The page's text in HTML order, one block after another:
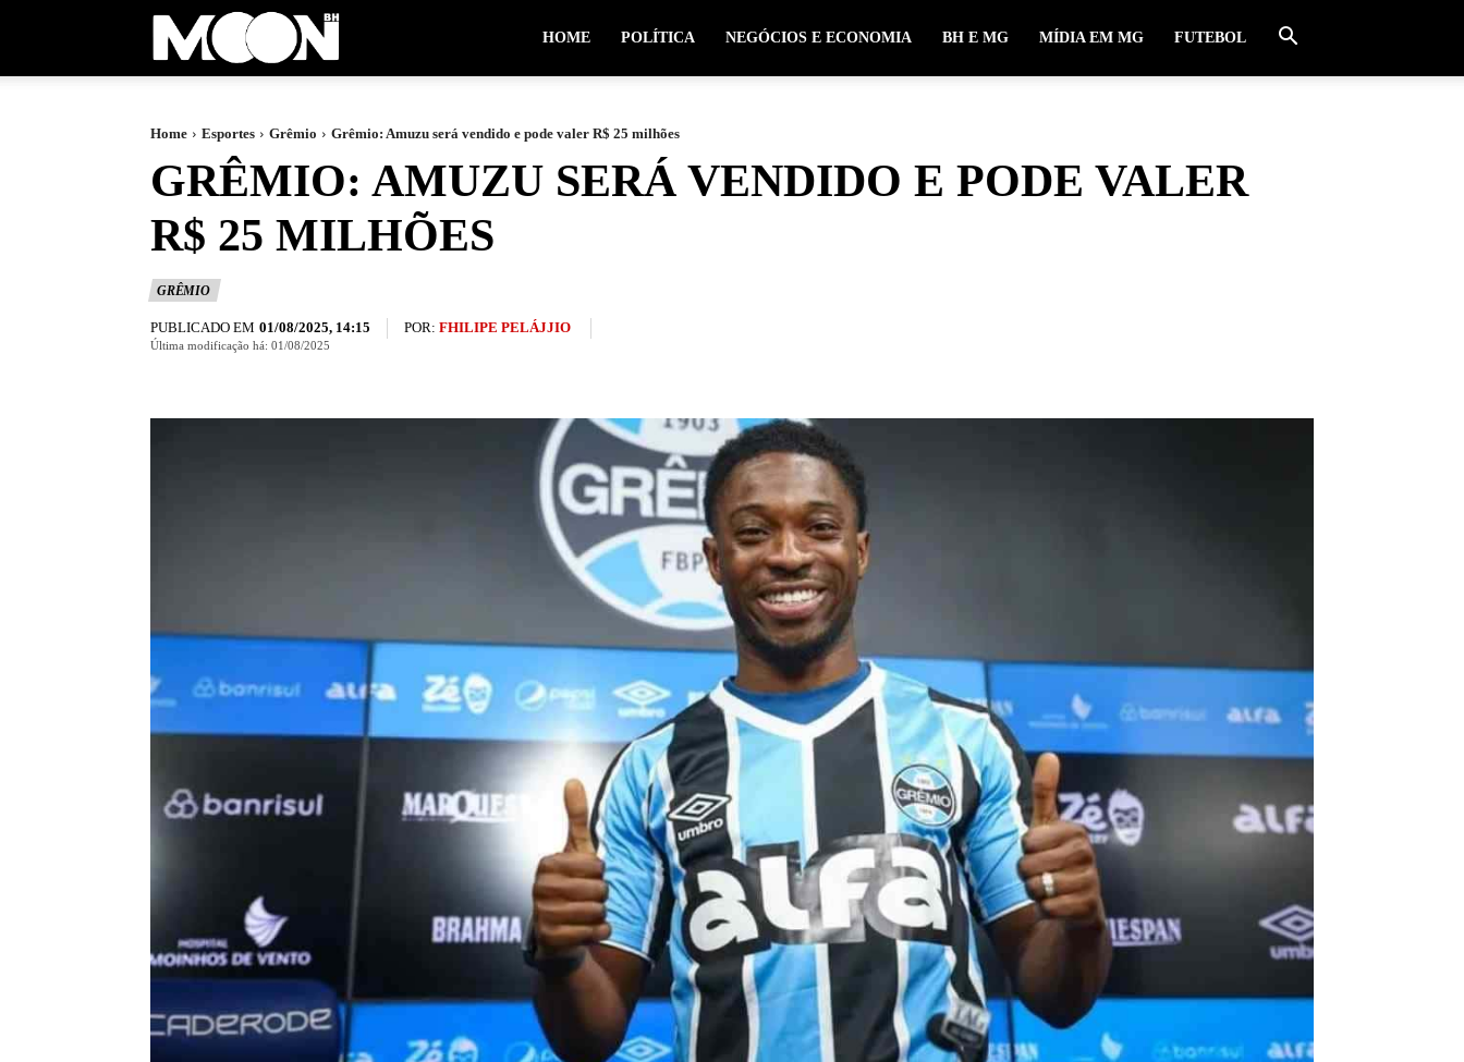
HOME POLÍTICA NEGÓCIOS E ECONOMIA BH E MG MÍDIA EM MG FUTEBOL
Home Esportes Grêmio Grêmio: Amuzu será vendido e pode valer R$ 25 milhões
GRÊMIO: AMUZU SERÁ VENDIDO E PODE VALER
R$ 25 MILHÕES
GRÊMIO
PUBLICADO EM 01/08/2025, 14:15 POR: FHILIPE PELÁJJIO
Última modificação há: 01/08/2025